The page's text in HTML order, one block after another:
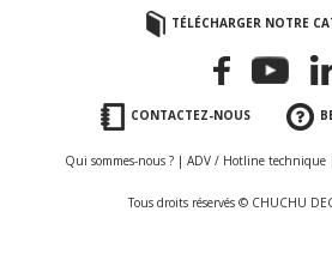
TÉLÉCHARGER NOTRE
CONTACTEZ-NOUS
Qui sommes-nous ? | ADV / Hotline technique
Tous droits réservés © CHUCHU